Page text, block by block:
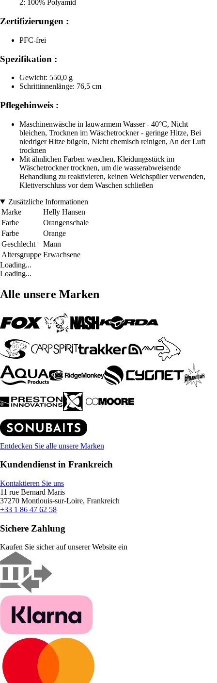
2: 100% Polyamid
Zertifizierungen :
PFC-frei
Spezifikation :
Gewicht: 550,0 g
Schrittinnenlänge: 76,5 cm
Pflegehinweis :
Maschinenwäsche in lauwarmem Wasser - 40°C, Nicht
bleichen, Trocknen im Wäschetrockner - geringe Hitze, Bei
niedriger Hitze bügeln, Nicht chemisch reinigen, An der Luft
trocknen
Mit ähnlichen Farben waschen, Kleidungsstück im
Wäschetrockner trocknen, um die wasserabweisende
Behandlung zu reaktivieren, keinen Weichspüler verwenden,
Klettverschluss vor dem Waschen schließen
Zusätzliche Informationen
Marke
Helly Hansen
Farbe
Orangenschale
Farbe
Orange
Geschlecht
Mann
Altersgruppe Erwachsene
Loading...
Loading...
Alle unsere Marken
Entdecken Sie alle unsere Marken
Kundendienst in Frankreich
Kontaktieren Sie uns
11 rue Bernard Maris
37270 Montlouis-sur-Loire, Frankreich
+33 1 86 47 62 58
Sichere Zahlung
Kaufen Sie sicher auf unserer Website ein